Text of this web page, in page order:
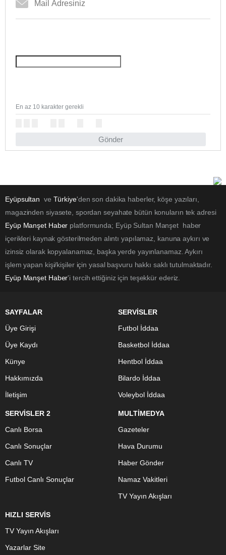
Gönder
En az 10 karakter gerekli
Eyüpsultan ve Türkiye'den son dakika haberler, köşe yazıları,
magazinden siyasete, spordan seyahate bütün konuların tek adresi
Eyüp Manşet Haber platformunda; Eyüp Sultan Manşet haber
içerikleri kaynak gösterilmeden alıntı yapılamaz, kanuna aykırı ve
izinsiz olarak kopyalanamaz, başka yerde yayınlanamaz. Aykırı
işlem yapan kişi/kişiler için yasal başvuru hakkı saklı tutulmaktadır.
Eyüp Manşet Haber'i tercih ettiğiniz için teşekkür ederiz.
SAYFALAR
Üye Girişi
Üye Kaydı
Künye
Hakkımızda
İletişim
SERVİSLER
Futbol İddaa
Basketbol İddaa
Hentbol İddaa
Bilardo İddaa
Voleybol İddaa
SERVİSLER 2
Canlı Borsa
Canlı Sonuçlar
Canlı TV
Futbol Canlı Sonuçlar
MULTİMEDYA
Gazeteler
Hava Durumu
Haber Gönder
Namaz Vakitleri
TV Yayın Akışları
HIZLI SERVİS
TV Yayın Akışları
Yazarlar Site